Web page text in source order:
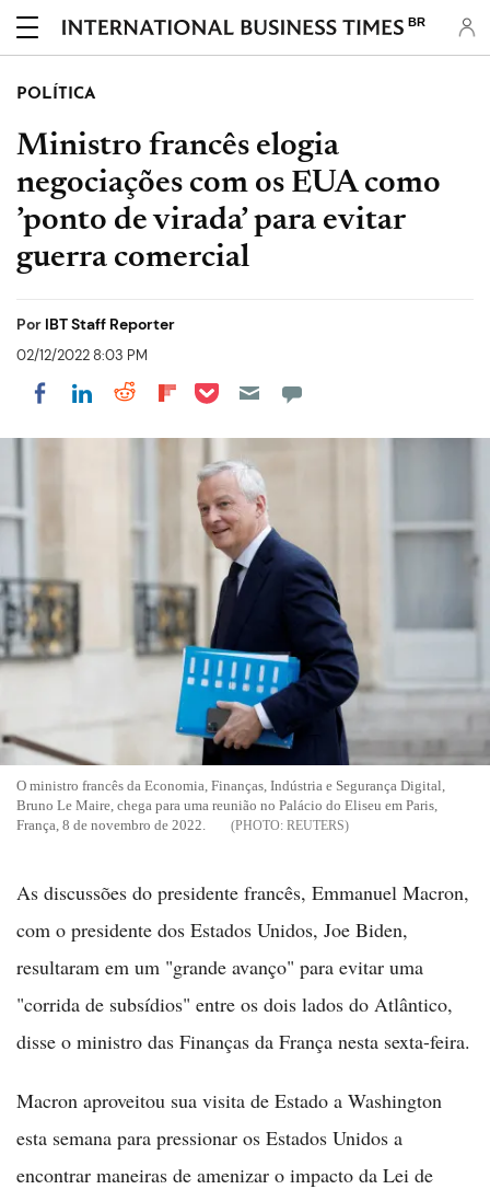
BR
POLÍTICA
Ministro francês elogia
negociações com os EUA como
’ponto de virada’ para evitar
guerra comercial
Por IBT Staff Reporter
02/12/2022 8:03 PM
Share on Facebook
Share on LinkedIn
Share on Reddit
Share on Flipboard
Share on Pocket
O ministro francês da Economia, Finanças, Indústria e Segurança Digital,
Bruno Le Maire, chega para uma reunião no Palácio do Eliseu em Paris,
França, 8 de novembro de 2022.
REUTERS
As discussões do presidente francês, Emmanuel Macron,
com o presidente dos Estados Unidos, Joe Biden,
resultaram em um "grande avanço" para evitar uma
"corrida de subsídios" entre os dois lados do Atlântico,
disse o ministro das Finanças da França nesta sexta-feira.
Macron aproveitou sua visita de Estado a Washington
esta semana para pressionar os Estados Unidos a
encontrar maneiras de amenizar o impacto da Lei de